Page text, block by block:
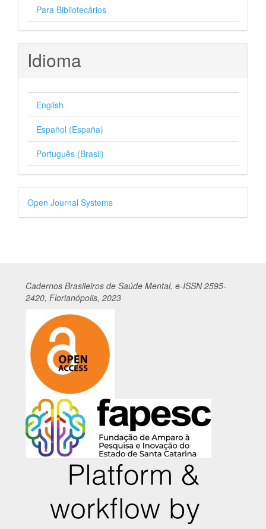
Para Bibliotecários
Idioma
English
Español (España)
Português (Brasil)
Desenvolvido
por
Open Journal Systems
Cadernos Brasileiros de Saúde Mental, e-ISSN 2595-
2420, Florianópolis, 2023